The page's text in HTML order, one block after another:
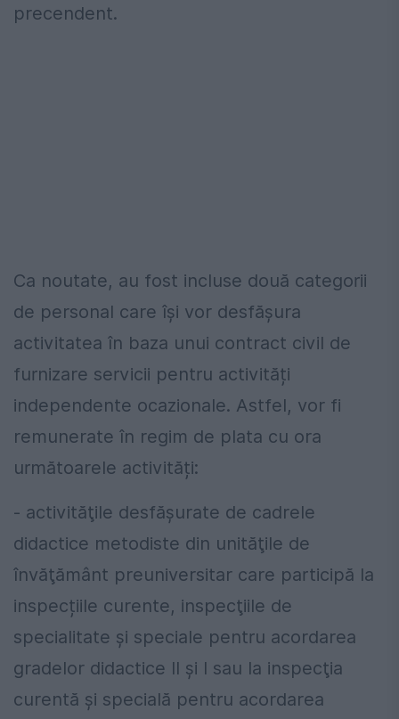
precendent.
Ca noutate, au fost incluse două categorii
de personal care își vor desfășura
activitatea în baza unui contract civil de
furnizare servicii pentru activități
independente ocazionale. Astfel, vor fi
remunerate în regim de plata cu ora
următoarele activități:
- activităţile desfăşurate de cadrele
didactice metodiste din unităţile de
învăţământ preuniversitar care participă la
inspecțiile curente, inspecţiile de
specialitate şi speciale pentru acordarea
gradelor didactice II şi I sau la inspecţia
curentă şi specială pentru acordarea